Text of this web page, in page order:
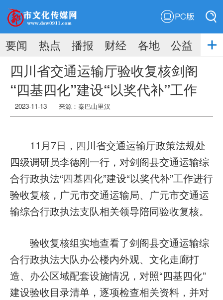
搜索
搜索
要闻 热点 播报 财经 各地 公益
四川省交通运输厅验收复核剑阁
“四基四化”建设“以奖代补”工作
2023-11-13 来源：秦巴山里汉
11月7日，四川省交通运输厅政策法规处
四级调研员李德刚一行，对剑阁县交通运输综
合行政执法“四基四化”建设“以奖代补”工作进行
验收复核，广元市交通运输局、广元市交通运
输综合行政执法支队相关领导陪同验收复核。
验收复核组实地查看了剑阁县交通运输综
合行政执法大队办公楼内外观、文化走廊打
造、办公区域配套设施情况，对照“四基四化”
建设验收目录清单，逐项检查相关资料，并对